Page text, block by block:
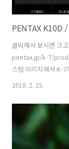
PENTAX K10D
클릭해서 보시면 크
pentax.jp/k-7/
스텀 이미지에서 K-
K20D의 저온 밴딩은
K7도 -10 이하에서
2010. 2. 25.